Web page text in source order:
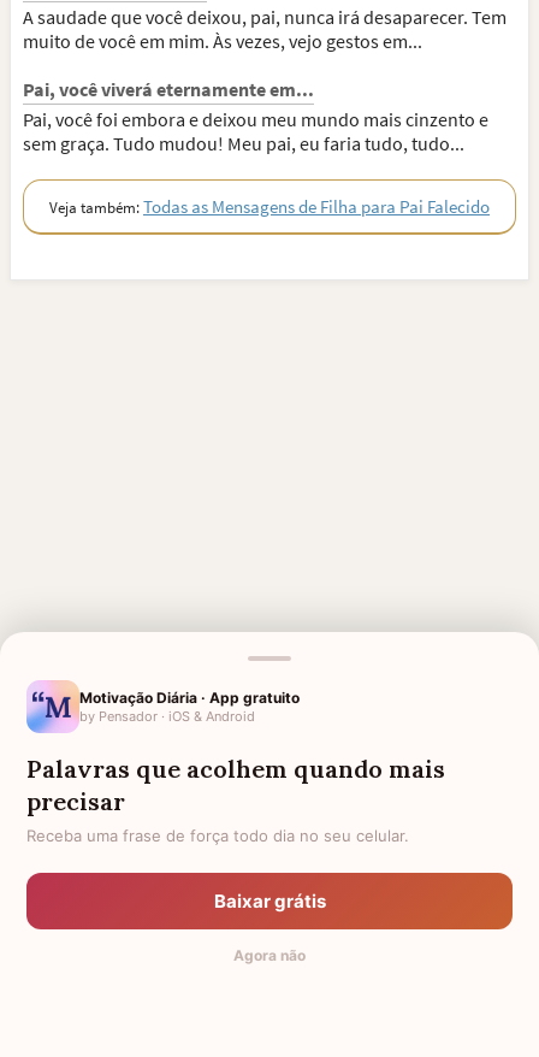
A saudade que você deixou, pai, nunca irá desaparecer. Tem
muito de você em mim. Às vezes, vejo gestos em...
Pai, você viverá eternamente em...
Pai, você foi embora e deixou meu mundo mais cinzento e
sem graça. Tudo mudou! Meu pai, eu faria tudo, tudo...
Veja também:Todas as Mensagens de Filha para Pai Falecido
MENSAGENS RELACIONADAS
SAUDADES TIO
1 MÊS DE FALECIMENTO DO MEU
AGRADECIMENTO POR CUIDAR
1 ANO DE FALECIMENTO DO
SAUDADES DOS MEUS PAIS
Motivação Diária · App gratuito
by Pensador · iOS & Android
Palavras que acolhem quando mais
precisar
Receba uma frase de força todo dia no seu celular.
Baixar grátis
Agora não